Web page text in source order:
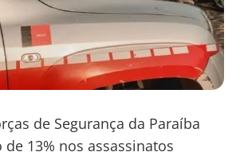
de Segurança da Paraíba
13% nos assassinatos